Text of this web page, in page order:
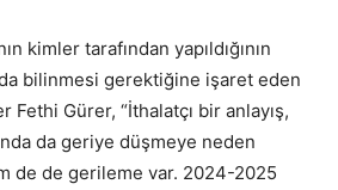
kimler tarafından yapıldığının
bilinmesi gerektiğine işaret eden
Fethi Gürer, “İthalatçı bir anlayış,
da geriye düşmeye neden
de de gerileme var. 2024-2025